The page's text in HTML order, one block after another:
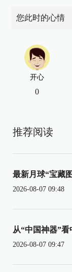
您此时的心情
开心
0
推荐阅读
最新月球“宝藏
2026-08-07 09:48
从“中国神器”
2026-08-07 09:47